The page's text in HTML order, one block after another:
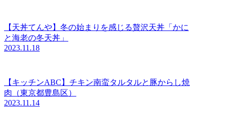
【天丼てんや】冬の始まりを感じる贅沢天丼「かに
と海老の冬天丼」
2023.11.18
【キッチンABC】チキン南蛮タルタルと豚からし焼
肉（東京都豊島区）
2023.11.14